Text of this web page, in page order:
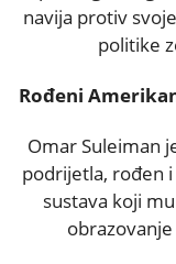
navija protiv
politike
Rođeni
Omar Suleiman
podrijetla, rođen
sustava koji